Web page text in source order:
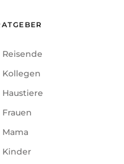
Kollegen
Kinder